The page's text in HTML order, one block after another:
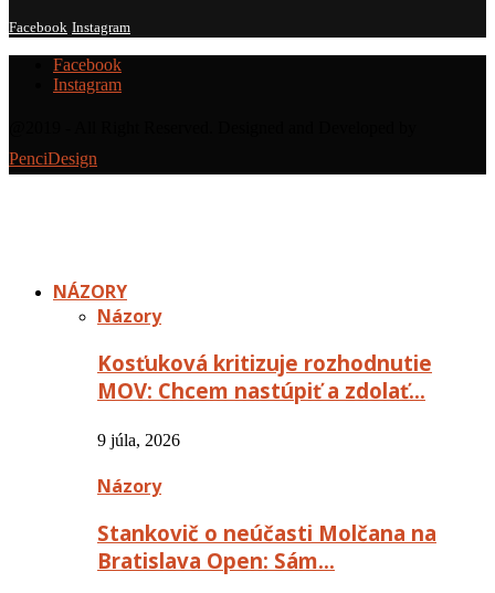
Facebook Instagram
Facebook
Instagram
PenciDesign
NÁZORY
Názory
Kosťuková kritizuje rozhodnutie
MOV: Chcem nastúpiť a zdolať…
9 júla, 2026
Názory
Stankovič o neúčasti Molčana na
Bratislava Open: Sám…